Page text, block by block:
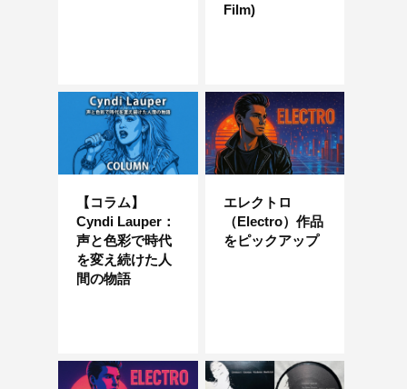
Film)
【コラム】
Cyndi Lauper：
声と色彩で時代
を変え続けた人
間の物語
エレクトロ
（Electro）作品
をピックアップ